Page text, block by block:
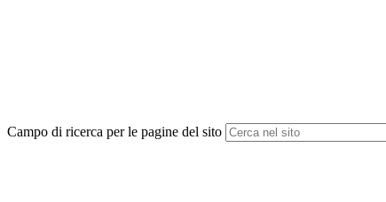
Campo di ricerca per le pagine del sito